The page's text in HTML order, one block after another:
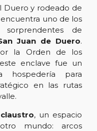
Duero y rodeado de
uno de los
sorprendentes de
Juan de Duero.
la Orden de los
enclave fue un
hospedería para
en las rutas
claustro, un espacio
mundo: arcos